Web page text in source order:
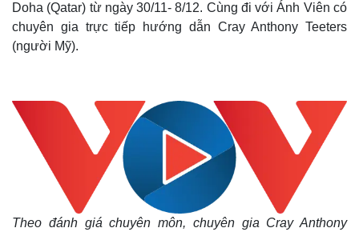
Doha (Qatar) từ ngày 30/11- 8/12. Cùng đi với Ánh Viên có
chuyên gia trực tiếp hướng dẫn Cray Anthony Teeters
(người Mỹ).
Theo đánh giá chuyên môn, chuyên gia Cray Anthony